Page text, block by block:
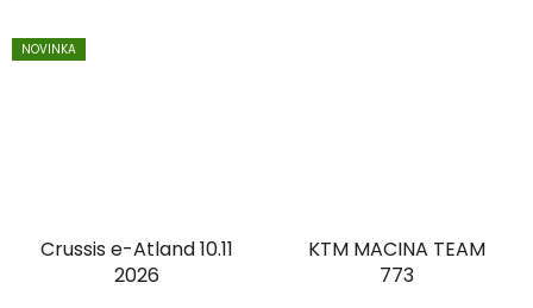
NOVINKA
Crussis e-Atland 10.11
2026
KTM MACINA TEAM
773